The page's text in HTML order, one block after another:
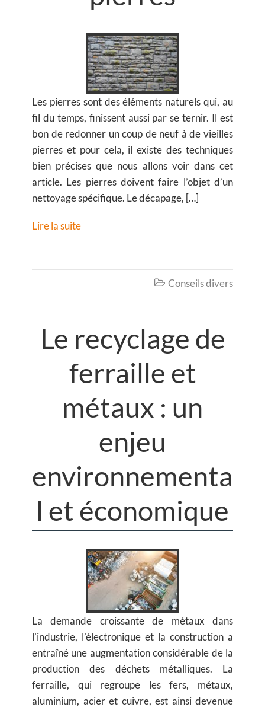
Les pierres sont des éléments naturels qui, au
fil du temps, finissent aussi par se ternir. Il est
bon de redonner un coup de neuf à de vieilles
pierres et pour cela, il existe des techniques
bien précises que nous allons voir dans cet
article. Les pierres doivent faire l’objet d’un
nettoyage spécifique. Le décapage, […]
Lire la suite
 Conseils divers
Le recyclage de
ferraille et
métaux : un
enjeu
environnementa
l et économique
La demande croissante de métaux dans
l’industrie, l’électronique et la construction a
entraîné une augmentation considérable de la
production des déchets métalliques. La
ferraille, qui regroupe les fers, métaux,
aluminium, acier et cuivre, est ainsi devenue